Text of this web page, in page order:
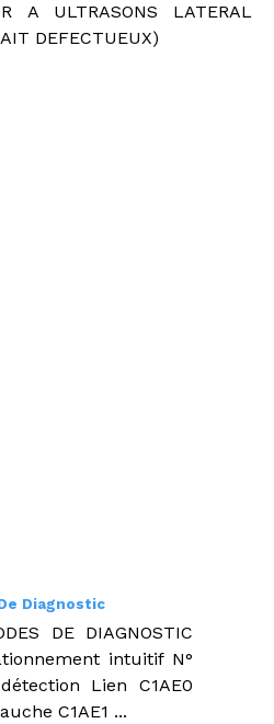
A ULTRASONS LATERAL
DEFECTUEUX)
Diagnostic
DE DIAGNOSTIC
intuitif N°
Lien C1AE0
C1AE1 ...